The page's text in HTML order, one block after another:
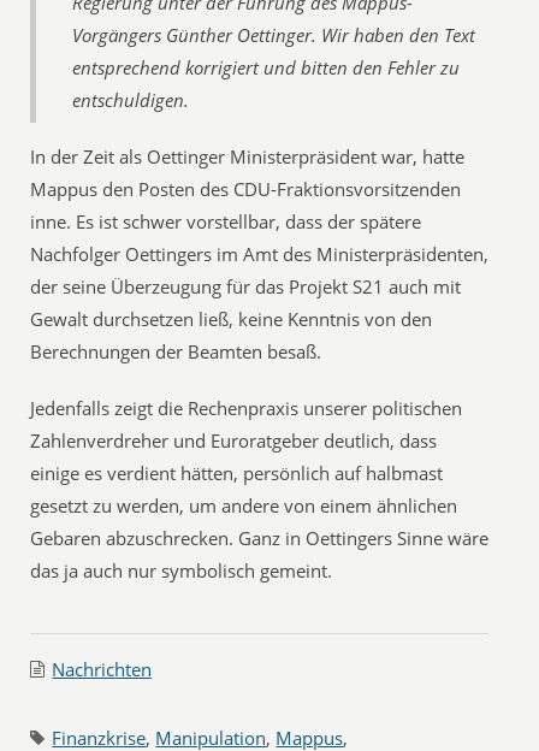
Vorgängers Günther Oettinger. Wir haben den Text
entsprechend korrigiert und bitten den Fehler zu
entschuldigen.
In der Zeit als Oettinger Ministerpräsident war, hatte
Mappus den Posten des CDU-Fraktionsvorsitzenden
inne. Es ist schwer vorstellbar, dass der spätere
Nachfolger Oettingers im Amt des Ministerpräsidenten,
der seine Überzeugung für das Projekt S21 auch mit
Gewalt durchsetzen ließ, keine Kenntnis von den
Berechnungen der Beamten besaß.
Jedenfalls zeigt die Rechenpraxis unserer politischen
Zahlenverdreher und Euroratgeber deutlich, dass
einige es verdient hätten, persönlich auf halbmast
gesetzt zu werden, um andere von einem ähnlichen
Gebaren abzuschrecken. Ganz in Oettingers Sinne wäre
das ja auch nur symbolisch gemeint.
Nachrichten
Finanzkrise, Manipulation, Mappus,